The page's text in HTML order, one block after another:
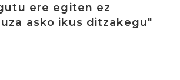
ere egiten ez
asko ikus ditzakegu"